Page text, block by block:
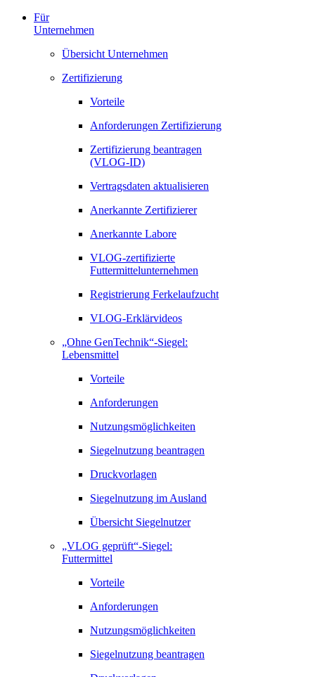
Für
Unternehmen
Übersicht Unternehmen
Zertifizierung
Vorteile
Anforderungen Zertifizierung
Zertifizierung beantragen
(VLOG-ID)
Vertragsdaten aktualisieren
Anerkannte Zertifizierer
Anerkannte Labore
VLOG-zertifizierte
Futtermittelunternehmen
Registrierung Ferkelaufzucht
VLOG-Erklärvideos
„Ohne GenTechnik“-Siegel:
Lebensmittel
Vorteile
Anforderungen
Nutzungsmöglichkeiten
Siegelnutzung beantragen
Druckvorlagen
Siegelnutzung im Ausland
Übersicht Siegelnutzer
„VLOG geprüft“-Siegel:
Futtermittel
Vorteile
Anforderungen
Nutzungsmöglichkeiten
Siegelnutzung beantragen